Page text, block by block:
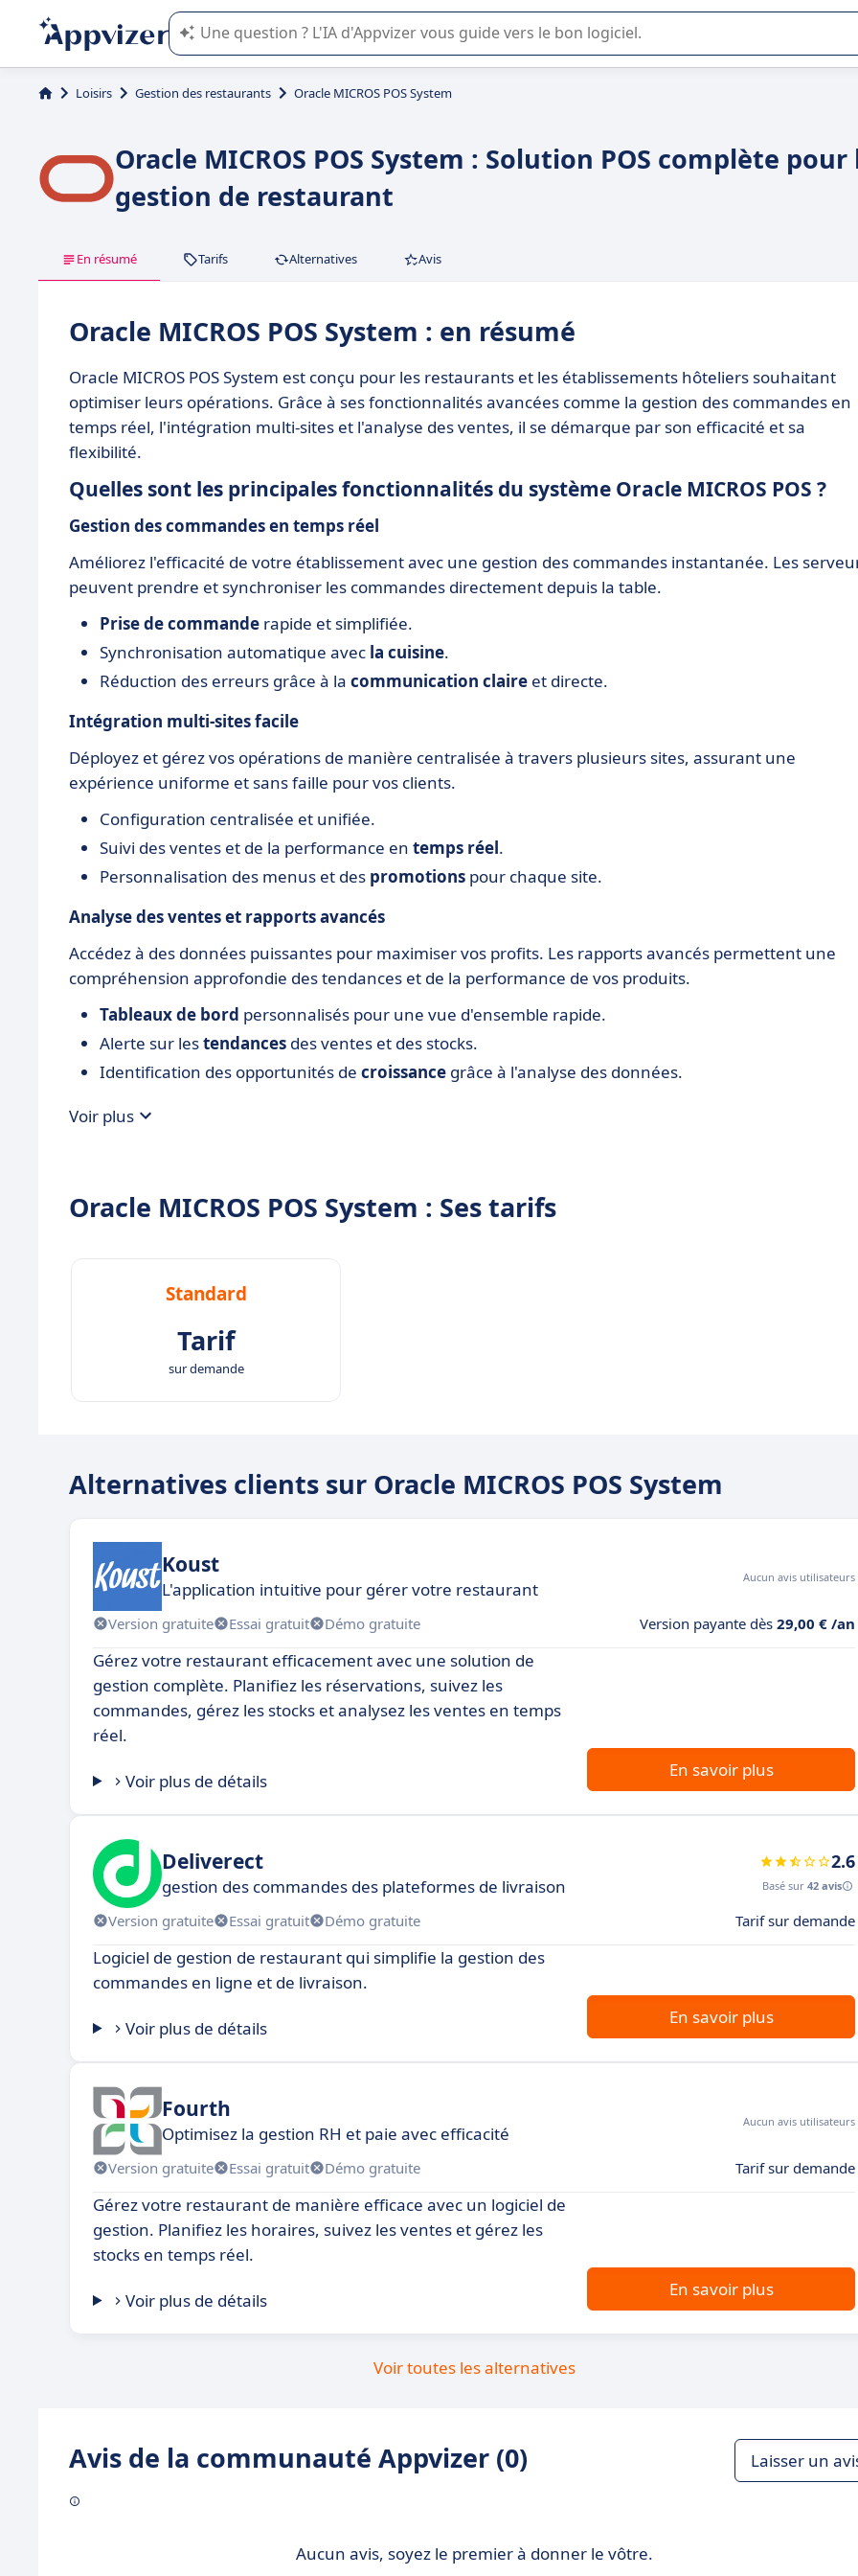
L'IA de Appvizer vous guide dans l'utilisation ou la sélection de logiciel SaaS en entreprise.
Loisirs Gestion des restaurants Oracle MICROS POS System
Oracle MICROS POS System : Solution POS complète pour
gestion de restaurant
En résumé Tarifs Alternatives Avis
Oracle MICROS POS System : en résumé
Oracle MICROS POS System est conçu pour les restaurants et les établissements hôteliers souhaitant
optimiser leurs opérations. Grâce à ses fonctionnalités avancées comme la gestion des commandes en
temps réel, l'intégration multi-sites et l'analyse des ventes, il se démarque par son efficacité et sa
flexibilité.
Quelles sont les principales fonctionnalités du système Oracle MICROS POS ?
Gestion des commandes en temps réel
Améliorez l'efficacité de votre établissement avec une gestion des commandes instantanée. Les
peuvent prendre et synchroniser les commandes directement depuis la table.
Prise de commande rapide et simplifiée.
Synchronisation automatique avec la cuisine.
Réduction des erreurs grâce à la communication claire et directe.
Intégration multi-sites facile
Déployez et gérez vos opérations de manière centralisée à travers plusieurs sites, assurant une
expérience uniforme et sans faille pour vos clients.
Configuration centralisée et unifiée.
Suivi des ventes et de la performance en temps réel.
Personnalisation des menus et des promotions pour chaque site.
Analyse des ventes et rapports avancés
Accédez à des données puissantes pour maximiser vos profits. Les rapports avancés permettent une
compréhension approfondie des tendances et de la performance de vos produits.
Tableaux de bord personnalisés pour une vue d'ensemble rapide.
Alerte sur lestendances des ventes et des stocks.
Identification des opportunités de croissance grâce à l'analyse des données.
Voir plus
Oracle MICROS POS System : Ses tarifs
Standard
Tarif
sur demande
Alternatives clients sur Oracle MICROS POS System
Koust
L'application intuitive pour gérer votre restaurant
Aucun avis utilisateurs
Version gratuite Essai gratuit Démo gratuite Version payante dès 29,00 € /an
Gérez votre restaurant efficacement avec une solution de
gestion complète. Planifiez les réservations, suivez les
commandes, gérez les stocks et analysez les ventes en temps
réel.
Voir plus de détails
En savoir plus
Deliverect
gestion des commandes des plateformes de livraison
2.6
Basé sur 42 avis
Version gratuite Essai gratuit Démo gratuite Tarif sur demande
Logiciel de gestion de restaurant qui simplifie la gestion des
commandes en ligne et de livraison.
Voir plus de détails
En savoir plus
Fourth
Optimisez la gestion RH et paie avec efficacité
Aucun avis utilisateurs
Version gratuite Essai gratuit Démo gratuite Tarif sur demande
Gérez votre restaurant de manière efficace avec un logiciel de
gestion. Planifiez les horaires, suivez les ventes et gérez les
stocks en temps réel.
Voir plus de détails
En savoir plus
Voir toutes les alternatives
Avis de la communauté Appvizer (0) Laisser un
Aucun avis, soyez le premier à donner le vôtre.